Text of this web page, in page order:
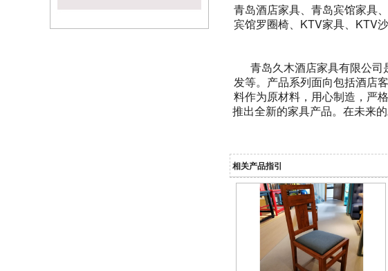
青岛酒店家具、青岛宾馆家具
宾馆罗圈椅、KTV家具、KTV
青岛久木酒店家具有限公司
发等。产品系列面向包括酒店
料作为原材料，用心制造，严
推出全新的家具产品。在未来
相关产品指引